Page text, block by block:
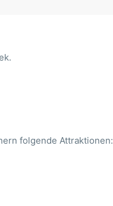
folgende Attraktionen: